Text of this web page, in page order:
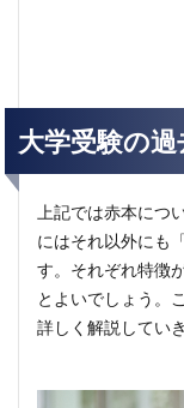
大学受験の
上記では赤本につ
にはそれ以外にも
す。それぞれ特徴
とよいでしょう。
詳しく解説してい